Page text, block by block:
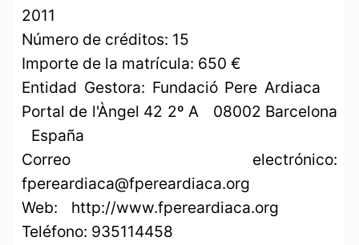
2011
Número de créditos: 15
Importe de la matrícula: 650 €
Entidad Gestora: Fundació Pere Ardiaca
Portal de l'Àngel 42 2º A 08002 Barcelona
España
Correo electrónico:
fpereardiaca@fpereardiaca.org
Web: http://www.fpereardiaca.org
Teléfono: 935114458